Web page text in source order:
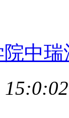
中瑞
15:0:02